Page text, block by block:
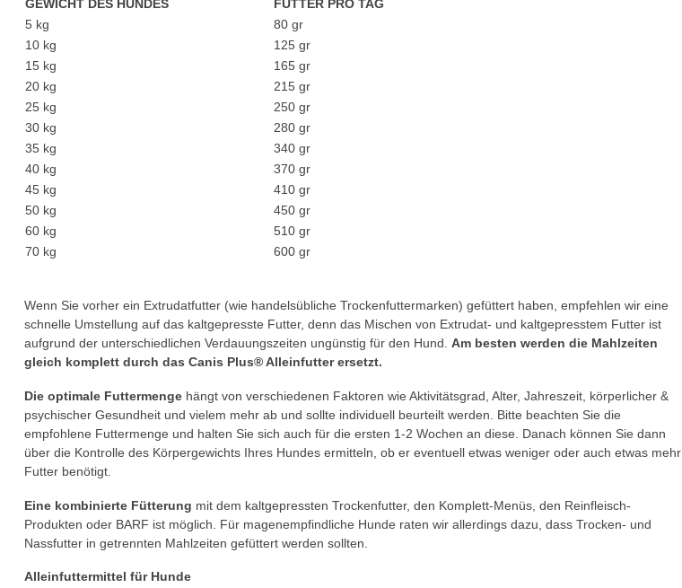
GEWICHT DES HUNDES
FUTTER PRO TAG
5 kg
80 gr
10 kg
125 gr
15 kg
165 gr
20 kg
215 gr
25 kg
250 gr
30 kg
280 gr
35 kg
340 gr
40 kg
370 gr
45 kg
410 gr
50 kg
450 gr
60 kg
510 gr
70 kg
600 gr
Wenn Sie vorher ein Extrudatfutter (wie handelsübliche Trockenfuttermarken) gefüttert haben, empfehlen wir eine
schnelle Umstellung auf das kaltgepresste Futter, denn das Mischen von Extrudat- und kaltgepresstem Futter ist
aufgrund der unterschiedlichen Verdauungszeiten ungünstig für den Hund. Am besten werden die Mahlzeiten
gleich komplett durch das Canis Plus® Alleinfutter ersetzt.
Die optimale Futtermenge hängt von verschiedenen Faktoren wie Aktivitätsgrad, Alter, Jahreszeit, körperlicher &
psychischer Gesundheit und vielem mehr ab und sollte individuell beurteilt werden. Bitte beachten Sie die
empfohlene Futtermenge und halten Sie sich auch für die ersten 1-2 Wochen an diese. Danach können Sie dann
über die Kontrolle des Körpergewichts Ihres Hundes ermitteln, ob er eventuell etwas weniger oder auch etwas mehr
Futter benötigt.
Eine kombinierte Fütterung mit dem kaltgepressten Trockenfutter, den Komplett-Menüs, den Reinfleisch-
Produkten oder BARF ist möglich. Für magenempfindliche Hunde raten wir allerdings dazu, dass Trocken- und
Nassfutter in getrennten Mahlzeiten gefüttert werden sollten.
Alleinfuttermittel für Hunde